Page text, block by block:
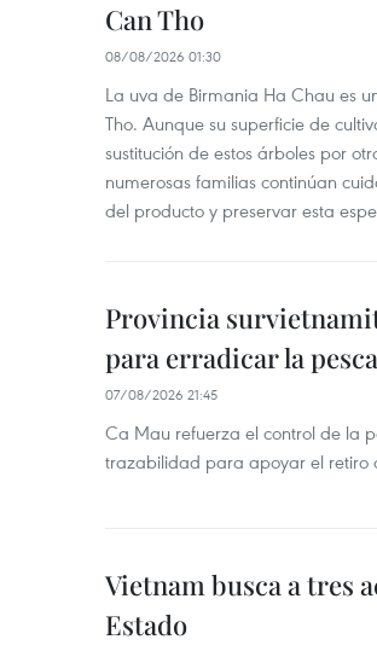
Can Tho
08/08/2026 01:30
La uva de Birmania Ha Chau es
Tho. Aunque su superficie de
sustitución de estos árboles por
numerosas familias continúan
del producto y preservar esta
Provincia
para erradicar la
07/08/2026 21:45
Ca Mau refuerza el control de la
trazabilidad para apoyar el retiro
Vietnam busca a tres
Estado